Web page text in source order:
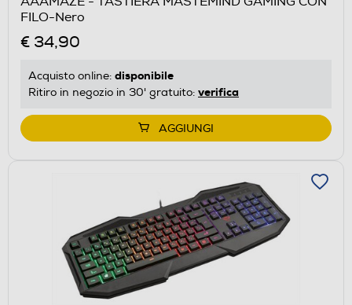
FILO-Nero
€ 34,90
Acquisto online: disponibile
Ritiro in negozio in 30' gratuito: verifica
AGGIUNGI